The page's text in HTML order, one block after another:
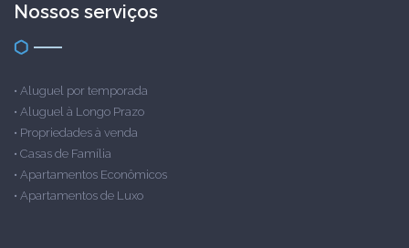
Nossos serviços
• Aluguel por temporada
• Aluguel à Longo Prazo
• Propriedades à venda
• Casas de Família
• Apartamentos Econômicos
• Apartamentos de Luxo